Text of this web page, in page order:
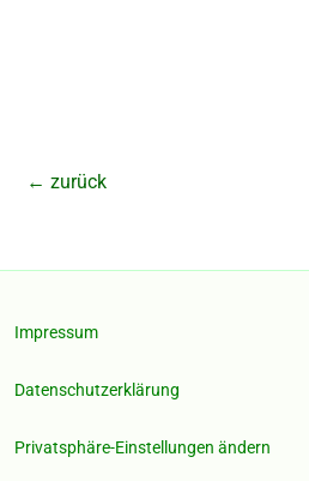
← zurück
Impressum
Datenschutzerklärung
Privatsphäre-Einstellungen ändern